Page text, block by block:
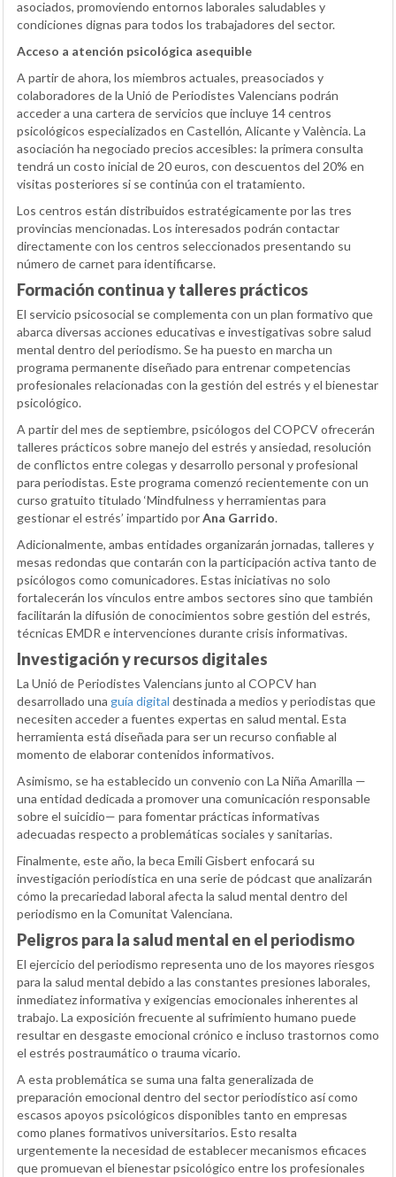
asociados, promoviendo entornos laborales saludables y
condiciones dignas para todos los trabajadores del sector.
Acceso a atención psicológica asequible
A partir de ahora, los miembros actuales, preasociados y
colaboradores de la Unió de Periodistes Valencians podrán
acceder a una cartera de servicios que incluye 14 centros
psicológicos especializados en Castellón, Alicante y València. La
asociación ha negociado precios accesibles: la primera consulta
tendrá un costo inicial de 20 euros, con descuentos del 20% en
visitas posteriores si se continúa con el tratamiento.
Los centros están distribuidos estratégicamente por las tres
provincias mencionadas. Los interesados podrán contactar
directamente con los centros seleccionados presentando su
número de carnet para identificarse.
Formación continua y talleres prácticos
El servicio psicosocial se complementa con un plan formativo que
abarca diversas acciones educativas e investigativas sobre salud
mental dentro del periodismo. Se ha puesto en marcha un
programa permanente diseñado para entrenar competencias
profesionales relacionadas con la gestión del estrés y el bienestar
psicológico.
A partir del mes de septiembre, psicólogos del COPCV ofrecerán
talleres prácticos sobre manejo del estrés y ansiedad, resolución
de conflictos entre colegas y desarrollo personal y profesional
para periodistas. Este programa comenzó recientemente con un
curso gratuito titulado ‘Mindfulness y herramientas para
gestionar el estrés’ impartido porAna Garrido.
Adicionalmente, ambas entidades organizarán jornadas, talleres y
mesas redondas que contarán con la participación activa tanto de
psicólogos como comunicadores. Estas iniciativas no solo
fortalecerán los vínculos entre ambos sectores sino que también
facilitarán la difusión de conocimientos sobre gestión del estrés,
técnicas EMDR e intervenciones durante crisis informativas.
Investigación y recursos digitales
La Unió de Periodistes Valencians junto al COPCV han
desarrollado una guía digital destinada a medios y periodistas que
necesiten acceder a fuentes expertas en salud mental. Esta
herramienta está diseñada para ser un recurso confiable al
momento de elaborar contenidos informativos.
Asimismo, se ha establecido un convenio con La Niña Amarilla —
una entidad dedicada a promover una comunicación responsable
sobre el suicidio— para fomentar prácticas informativas
adecuadas respecto a problemáticas sociales y sanitarias.
Finalmente, este año, la beca Emili Gisbert enfocará su
investigación periodística en una serie de pódcast que analizarán
cómo la precariedad laboral afecta la salud mental dentro del
periodismo en la Comunitat Valenciana.
Peligros para la salud mental en el periodismo
El ejercicio del periodismo representa uno de los mayores riesgos
para la salud mental debido a las constantes presiones laborales,
inmediatez informativa y exigencias emocionales inherentes al
trabajo. La exposición frecuente al sufrimiento humano puede
resultar en desgaste emocional crónico e incluso trastornos como
el estrés postraumático o trauma vicario.
A esta problemática se suma una falta generalizada de
preparación emocional dentro del sector periodístico así como
escasos apoyos psicológicos disponibles tanto en empresas
como planes formativos universitarios. Esto resalta
urgentemente la necesidad de establecer mecanismos eficaces
que promuevan el bienestar psicológico entre los profesionales